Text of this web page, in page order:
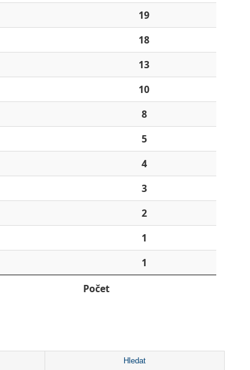
19
18
13
10
8
5
4
3
2
1
1
Počet
Hledat